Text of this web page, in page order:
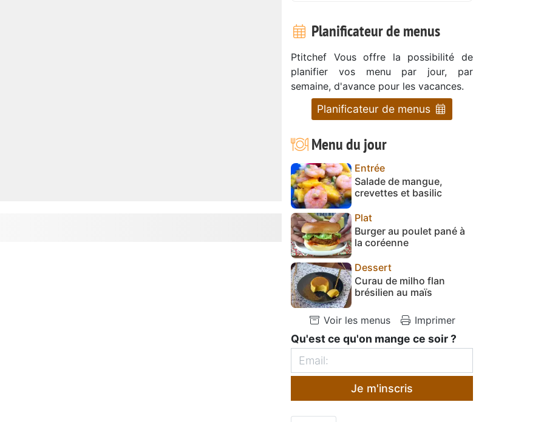
Planificateur de menus
Ptitchef Vous offre la possibilité de
planifier vos menu par jour, par
semaine, d'avance pour les vacances.
Planificateur de menus
Menu du jour
Entrée
Salade de mangue,
crevettes et basilic
Plat
Burger au poulet pané à
la coréenne
Dessert
Curau de milho flan
brésilien au maïs
Voir les menus Imprimer
Qu'est ce qu'on mange ce soir ?
Je m'inscris